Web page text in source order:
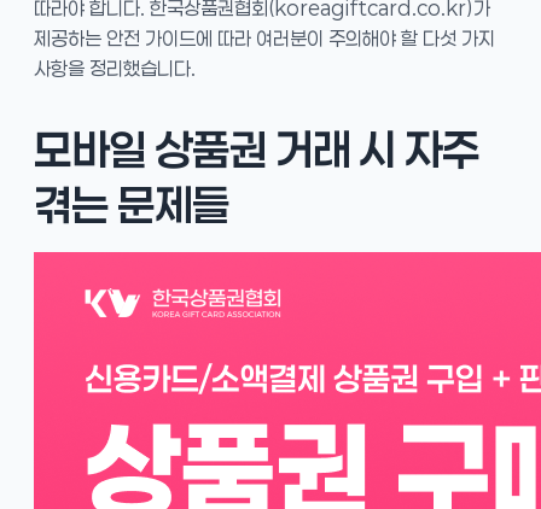
따라야 합니다. 한국상품권협회(koreagiftcard.co.kr)가
제공하는 안전 가이드에 따라 여러분이 주의해야 할 다섯 가지
사항을 정리했습니다.
모바일 상품권 거래 시 자주
겪는 문제들